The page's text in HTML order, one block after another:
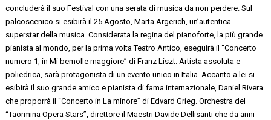
concluderà il suo Festival con una serata di musica da non perdere. Sul
palcoscenico si esibirà il 25 Agosto, Marta Argerich, un’autentica
superstar della musica. Considerata la regina del pianoforte, la più grande
pianista al mondo, per la prima volta Teatro Antico, eseguirà il “Concerto
numero 1, in Mi bemolle maggiore” di Franz Liszt. Artista assoluta e
poliedrica, sarà protagonista di un evento unico in Italia. Accanto a lei si
esibirà il suo grande amico e pianista di fama internazionale, Daniel Rivera
che proporrà il “Concerto in La minore” di Edvard Grieg. Orchestra del
“Taormina Opera Stars”, direttore il Maestri Davide Dellisanti che da anni